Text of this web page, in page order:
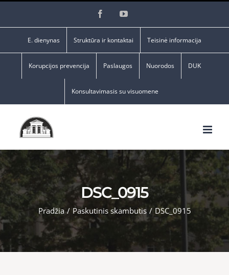
FacebookYouTube
E. dienynas Struktūra ir kontaktai Teisinė informacija
Korupcijos prevencija Paslaugos Nuorodos DUK
Konsultavimasis su visuomene
DSC_0915
Pradžia / Paskutinis skambutis / DSC_0915